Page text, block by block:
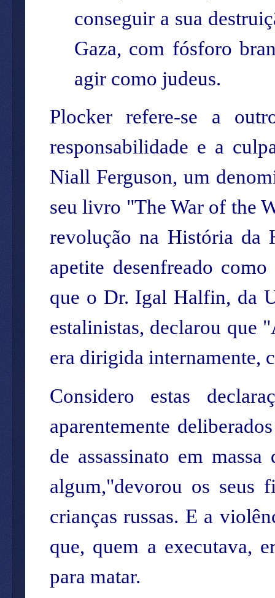
conseguir a sua
Gaza, com fósforo
agir como judeus.
Plocker refere-se a
responsabilidade e a
Niall Ferguson, um
seu livro "The War of the
revolução na História da
apetite desenfreado
que o Dr. Igal Halfin, da
estalinistas, declarou que
era dirigida internamente,
Considero estas
aparentemente
de assassinato em
algum,"devorou os seus
crianças russas. E a
que, quem a executava,
para matar.